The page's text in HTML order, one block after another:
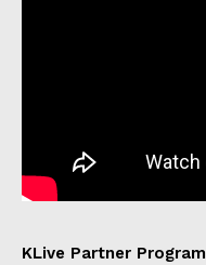
KLive Partner Program